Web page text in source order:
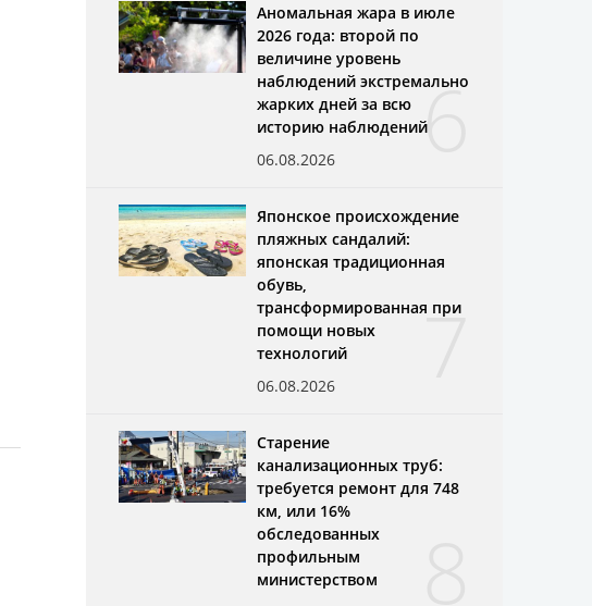
6
Аномальная жара в июле
2026 года: второй по
величине уровень
наблюдений экстремально
жарких дней за всю
историю наблюдений
06.08.2026
7
Японское происхождение
пляжных сандалий:
японская традиционная
обувь,
трансформированная при
помощи новых
технологий
06.08.2026
Старение
канализационных труб:
требуется ремонт для 748
км, или 16%
обследованных
профильным
министерством